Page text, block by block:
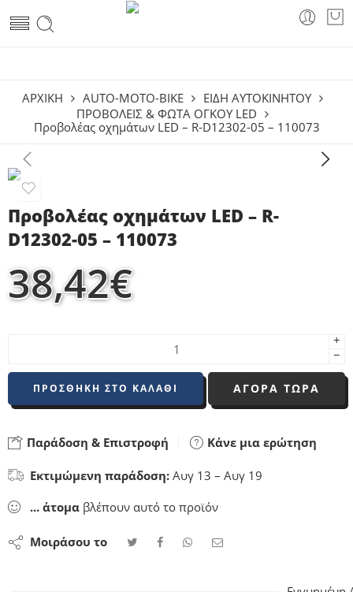
ΑΡΧΙΚΗ AUTO-MOTO-BIKE
ΕΊΔΗ ΑΥΤΟΚΙΝΉΤΟΥ
ΠΡΟΒΟΛΕΊΣ & ΦΏΤΑ ΌΓΚΟΥ LED
Προβολέας οχημάτων LED – R-D12302-05 – 110073
Προβολέας οχημάτων LED – R-
D12302-05 – 110073
38,42€
+
−
ΠΡΟΣΘΉΚΗ ΣΤΟ ΚΑΛΆΘΙ ΑΓΟΡΑ ΤΩΡΑ
Παράδοση & Επιστροφή Κάνε μια ερώτηση
Εκτιμώμενη παράδοση: Αυγ 13 – Αυγ 19
... άτομα βλέπουν αυτό το προϊόν
Μοιράσου το